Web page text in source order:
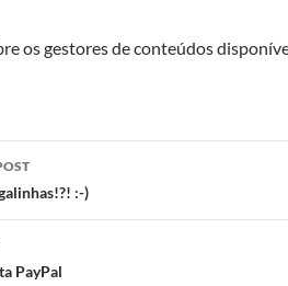
os gestores de conteúdos
:-)
PayPal